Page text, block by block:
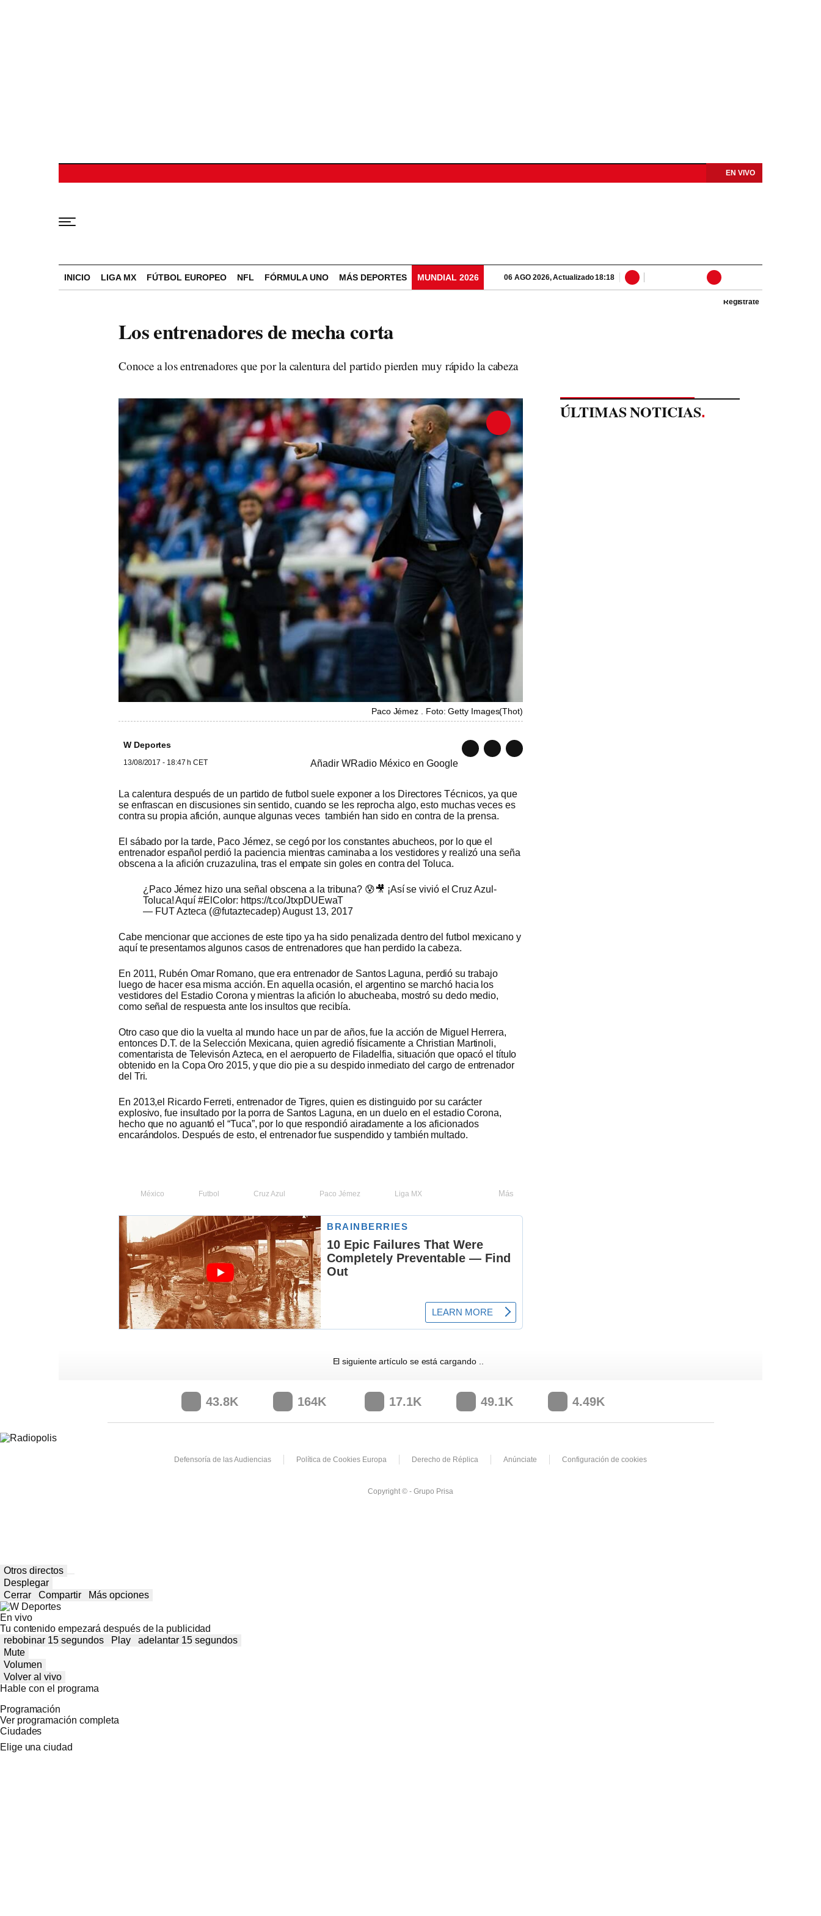
EN VIVO
INICIO LIGA MX FÚTBOL EUROPEO NFL FÓRMULA UNO MÁS DEPORTES MUNDIAL 2026 06 AGO 2026,Actualizado 18:18
Regístrate
Los entrenadores de mecha corta
Conoce a los entrenadores que por la calentura del partido pierden muy rápido la cabeza
Paco Jémez . Foto: Getty Images(Thot)
W Deportes
13/08/2017 - 18:47 h CET Añadir WRadio México en Google
La calentura después de un partido de futbol suele exponer a los Directores Técnicos, ya que
se enfrascan en discusiones sin sentido, cuando se les reprocha algo, esto muchas veces es
contra su propia afición, aunque algunas veces también han sido en contra de la prensa.
El sábado por la tarde, Paco Jémez, se cegó por los constantes abucheos, por lo que el
entrenador español perdió la paciencia mientras caminaba a los vestidores y realizó una seña
obscena a la afición cruzazulina, tras el empate sin goles en contra del Toluca.
¿Paco Jémez hizo una señal obscena a la tribuna? 😰🎥 ¡Así se vivió el Cruz Azul-
Toluca! Aquí #ElColor: https://t.co/JtxpDUEwaT
— FUT Azteca (@futaztecadep)August 13, 2017
Cabe mencionar que acciones de este tipo ya ha sido penalizada dentro del futbol mexicano y
aquí te presentamos algunos casos de entrenadores que han perdido la cabeza.
En 2011, Rubén Omar Romano, que era entrenador de Santos Laguna, perdió su trabajo
luego de hacer esa misma acción. En aquella ocasión, el argentino se marchó hacia los
vestidores del Estadio Corona y mientras la afición lo abucheaba, mostró su dedo medio,
como señal de respuesta ante los insultos que recibía.
Otro caso que dio la vuelta al mundo hace un par de años, fue la acción de Miguel Herrera,
entonces D.T. de la Selección Mexicana, quien agredió físicamente a Christian Martinoli,
comentarista de Televisón Azteca, en el aeropuerto de Filadelfia, situación que opacó el título
obtenido en la Copa Oro 2015, y que dio pie a su despido inmediato del cargo de entrenador
del Tri.
En 2013,el Ricardo Ferreti, entrenador de Tigres, quien es distinguido por su carácter
explosivo, fue insultado por la porra de Santos Laguna, en un duelo en el estadio Corona,
hecho que no aguantó el “Tuca”, por lo que respondió airadamente a los aficionados
encarándolos. Después de esto, el entrenador fue suspendido y también multado.
Más
México Futbol Cruz Azul Paco Jémez Liga MX
ÚLTIMAS NOTICIAS.
El siguiente artículo se está cargando
43.8K 164K 17.1K 49.1K 4.49K
Defensoría de las Audiencias Política de Cookies Europa Derecho de Réplica Anúnciate Configuración de cookies
Copyright © - Grupo Prisa
Otros directos
Desplegar
Cerrar
Compartir Más opciones
En vivo
Tu contenido empezará después de la publicidad
rebobinar 15 segundos
Play
adelantar 15 segundos
Mute
Volumen
Volver al vivo
Hable con el programa
Programación
Ver programación completa
Ciudades
Elige una ciudad